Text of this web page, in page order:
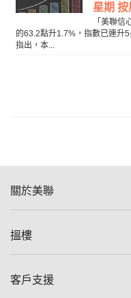
星期 按
「美聯
的63.2點升1.7%，指數已連升
指出，本...
關於美聯
美聯集團
人才招募
搵樓
一手新盤
客戶支援